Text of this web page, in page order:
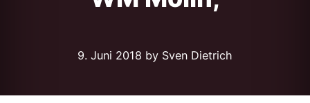
9. Juni 2018 by Sven Dietrich